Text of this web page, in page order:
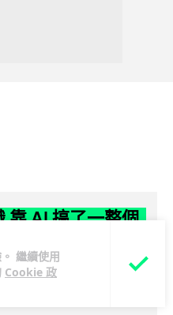
繼續使用
Cookie 政
靠 AI 搞了一整個
成為話題
廣泛討論的熱門話題：日本
完全沒有編程經驗的情況